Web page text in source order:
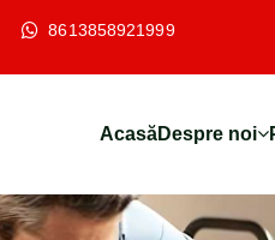
8613858921999
AcasăDespre noi